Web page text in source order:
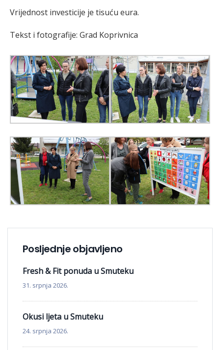
Vrijednost investicije je tisuću eura.
Tekst i fotografije: Grad Koprivnica
Posljednje objavljeno
Fresh & Fit ponuda u Smuteku
31. srpnja 2026.
Okusi ljeta u Smuteku
24. srpnja 2026.